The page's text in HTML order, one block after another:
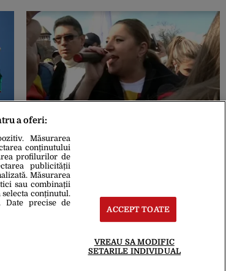
negocieri
08 Oct. 2021, 22:30
Diana Șoșoacă: „Starea de alertă a
încetat odată cu demiterea Guvernului
Cîțu. Plimbați-vă la orice oră din zi și
din noapte”
a oferi:
Măsurarea
conținutului
profilurilor de
publicității
Măsurarea
sau combinații
conținutul.
Date precise de
ACCEPT TOATE
VREAU SA MODIFIC
SETARILE INDIVIDUAL